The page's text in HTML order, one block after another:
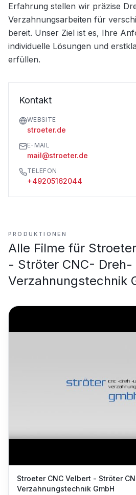
Erfahrung stellen wir präzise
Verzahnungsarbeiten für
bereit. Unser Ziel ist es, Ihre
individuelle Lösungen und
erfüllen.
Kontakt
WEBSITE
stroeter.de
E-MAIL
mail@stroeter.de
TELEFON
+49205162044
PRODUKTIONEN
Alle Filme für
- Ströter CNC- Dreh-
Verzahnungstechnik
Stroeter CNC Velbert - Ströter
Verzahnungstechnik GmbH